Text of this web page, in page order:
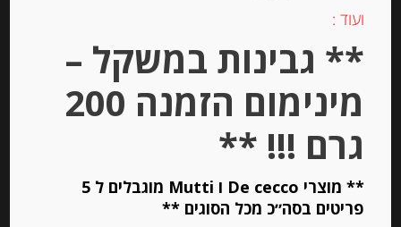
יחידות
הוספה לסל
Out of
ועוד :
** גבינות במשקל –
מינימום הזמנה 200
גרם !!! **
** מוצרי De cecco ו Mutti מוגבלים ל 5
פריטים בסה״כ מכל הסוגים **